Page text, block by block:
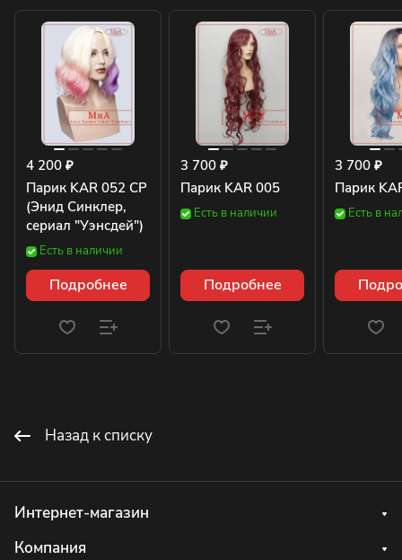
4 200 ₽
Парик KAR 052 CP
(Энид Синклер,
сериал "Уэнсдей")
Есть в наличии
Подробнее
3 700 ₽
Парик KAR 005
Есть в наличии
Подробнее
3 700 ₽
Парик
Есть в
Назад к списку
Интернет-магазин
Компания